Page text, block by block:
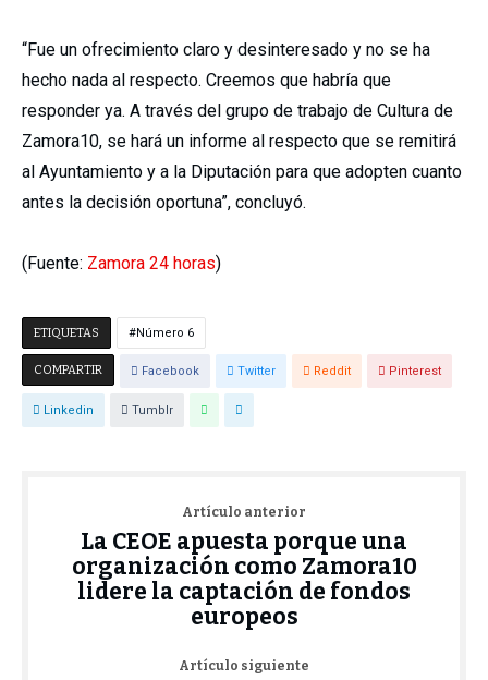
“Fue un ofrecimiento claro y desinteresado y no se ha
hecho nada al respecto. Creemos que habría que
responder ya. A través del grupo de trabajo de Cultura de
Zamora10, se hará un informe al respecto que se remitirá
al Ayuntamiento y a la Diputación para que adopten cuanto
antes la decisión oportuna”, concluyó.
(Fuente: Zamora 24 horas)
ETIQUETAS Número 6
COMPARTIR Facebook Twitter Reddit Pinterest
Linkedin Tumblr
Artículo anterior
La CEOE apuesta porque una
organización como Zamora10
lidere la captación de fondos
europeos
Artículo siguiente